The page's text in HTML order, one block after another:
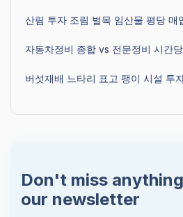
산림 투자 조림 벌목 임산물 평당 매
자동차정비 종합 vs 전문정비 시간
버섯재배 느타리 표고 팽이 시설 투
Don't miss
our newsletter